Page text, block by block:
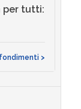
per tutti:
>